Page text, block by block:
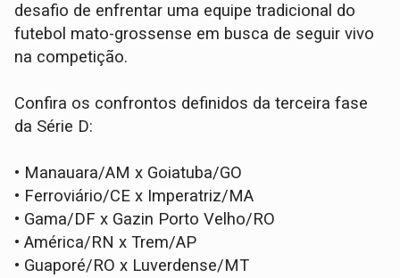
desafio de enfrentar uma equipe tradicional do
futebol mato-grossense em busca de seguir vivo
na competição.
Confira os confrontos definidos da terceira fase
da Série D:
• Manauara/AM x Goiatuba/GO
• Ferroviário/CE x Imperatriz/MA
• Gama/DF x Gazin Porto Velho/RO
• América/RN x Trem/AP
• Guaporé/RO x Luverdense/MT